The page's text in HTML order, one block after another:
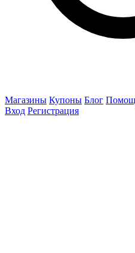
Магазины Купоны Блог
Вход Регистрация